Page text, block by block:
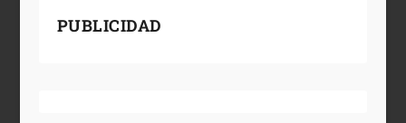
PUBLICIDAD